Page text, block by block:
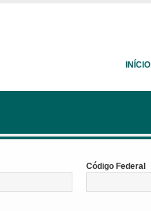
INÍCIO
Código Federal